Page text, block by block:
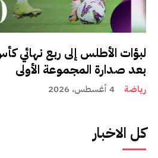
بعد صدارة المجموعة الأولى
رياضة 4 أغسطس، 2026
كل الاخبار